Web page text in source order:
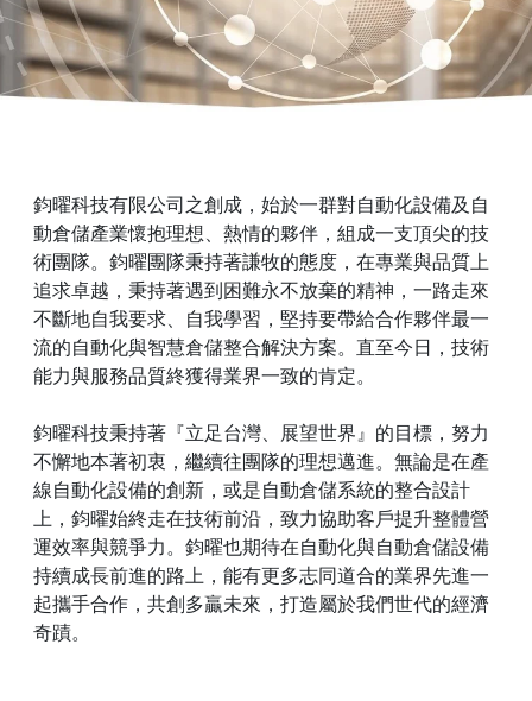
鈞曜科技有限公司之創成，始於一群對自動化設備及自
動倉儲產業懷抱理想、熱情的夥伴，組成一支頂尖的技
術團隊。鈞曜團隊秉持著謙牧的態度，在專業與品質上
追求卓越，秉持著遇到困難永不放棄的精神，一路走來
不斷地自我要求、自我學習，堅持要帶給合作夥伴最一
流的自動化與智慧倉儲整合解決方案。直至今日，技術
能力與服務品質終獲得業界一致的肯定。
鈞曜科技秉持著『立足台灣、展望世界』的目標，努力
不懈地本著初衷，繼續往團隊的理想邁進。無論是在產
線自動化設備的創新，或是自動倉儲系統的整合設計
上，鈞曜始終走在技術前沿，致力協助客戶提升整體營
運效率與競爭力。鈞曜也期待在自動化與自動倉儲設備
持續成長前進的路上，能有更多志同道合的業界先進一
起攜手合作，共創多贏未來，打造屬於我們世代的經濟
奇蹟。